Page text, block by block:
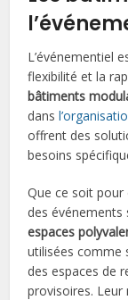
L’événementiel
flexibilité et la
bâtiments
dans
offrent des
besoins
Que ce soit pour
des
espaces
utilisées comme
des espaces de
provisoires.